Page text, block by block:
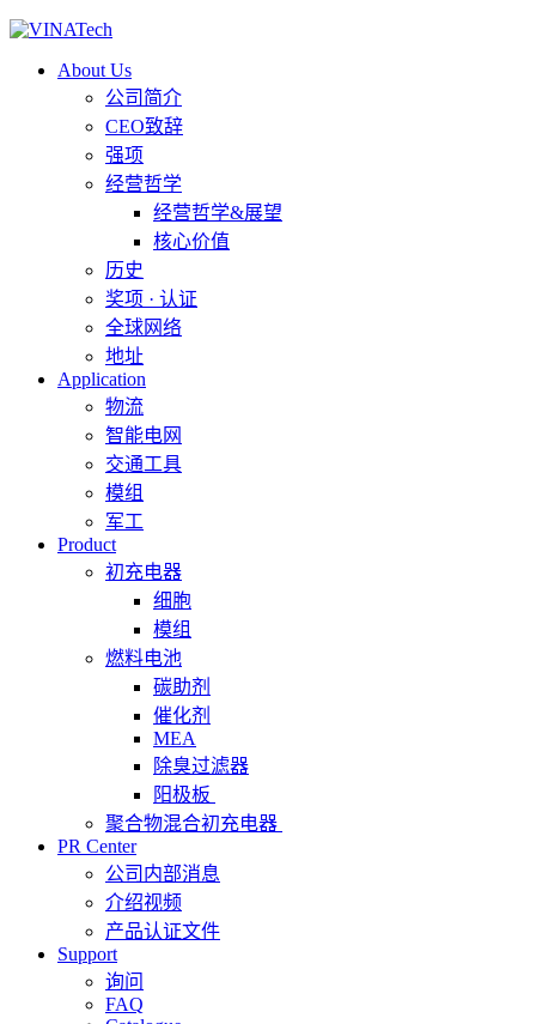
About Us
公司简介
CEO致辞
强项
经营哲学
经营哲学&展望
核心价值
历史
奖项 · 认证
全球网络
地址
Application
物流
智能电网
交通工具
模组
军工
Product
初充电器
细胞
模组
燃料电池
碳助剂
催化剂
MEA
除臭过滤器
阳极板
聚合物混合初充电器
PR Center
公司内部消息
介绍视频
产品认证文件
Support
询问
FAQ